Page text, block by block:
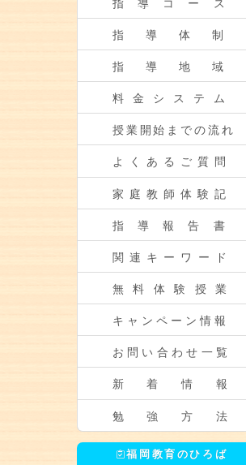
指導コース
指導体制
指導地域
料金システム
授業開始までの流れ
よくあるご質問
家庭教師体験記
指導報告書
関連キーワード
無料体験授業
キャンペーン情報
お問い合わせ一覧
新着情報
勉強方法
福岡教育のひろば